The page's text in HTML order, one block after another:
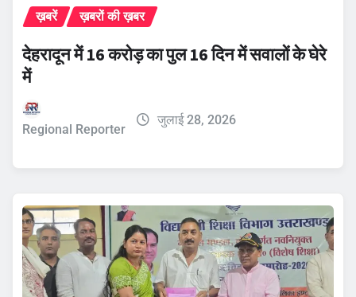
ख़बरें ख़बरों की ख़बर
देहरादून में 16 करोड़ का पुल 16 दिन में सवालों के घेरे
में
Regional Reporter
जुलाई 28, 2026